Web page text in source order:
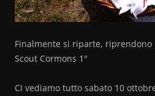
Finalmente si riparte,
Scout Cormons 1°
Ci vediamo tutto sabato 10